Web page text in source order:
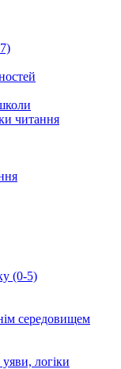
читання
(0-5)
середовищем
логіки